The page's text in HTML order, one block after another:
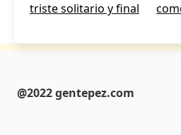
triste solitario y final
@2022 gentepez.com